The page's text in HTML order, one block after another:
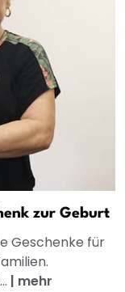
zur Geburt
Geschenke für
| mehr